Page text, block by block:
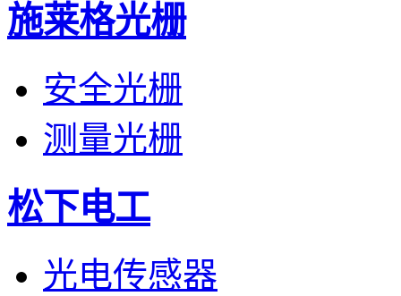
施莱格光栅
安全光栅
测量光栅
松下电工
光电传感器